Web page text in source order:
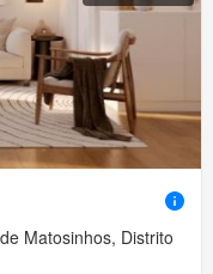
Matosinhos, Distrito